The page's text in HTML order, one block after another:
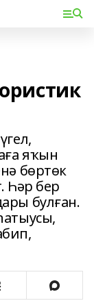
яҡын
бөртөк
Һәр бер
булған.